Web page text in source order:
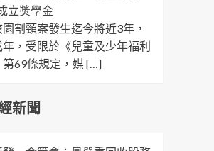
立獎學金
割頸案發生迄今將近3年，
，受限於《兒童及少年福利
69條規定，媒 […]
新聞